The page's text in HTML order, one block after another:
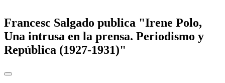
Francesc Salgado publica "Irene Polo,
Una intrusa en la prensa. Periodismo y
República (1927-1931)"